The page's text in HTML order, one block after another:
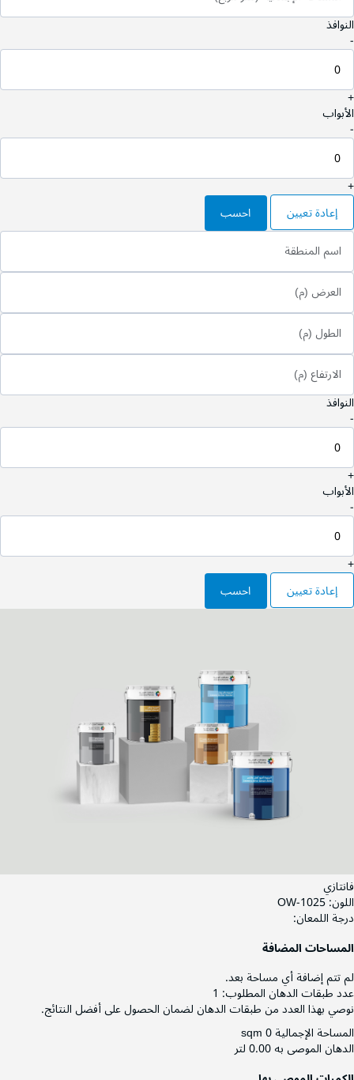
النوافذ
-
+
الأبواب
-
+
إعادة تعيين
احسب
اسم المنطقة
العرض (م)
الطول (م)
الارتفاع (م)
النوافذ
-
+
الأبواب
-
+
إعادة تعيين
احسب
فانتازي
اللون:OW-1025
درجة اللمعان:
المساحات المضافة
لم تتم إضافة أي مساحة بعد.
عدد طبقات الدهان المطلوب: 1
نوصي بهذا العدد من طبقات الدهان لضمان الحصول على أفضل النتائج.
المساحة الإجمالية0 sqm
الدهان الموصى به0.00 لتر